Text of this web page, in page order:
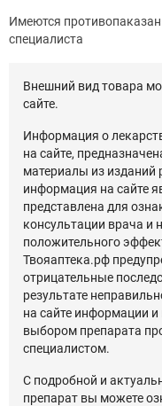
Имеются
специалиста
Внешний вид товара
сайте.
Информация о
на сайте,
материалы из изданий
информация на сайте
представлена для
консультации врача и
положительного
Твояаптека.рф
отрицательные
результате
на сайте информации и
выбором препарата
специалистом.
С подробной и
препарат вы можете